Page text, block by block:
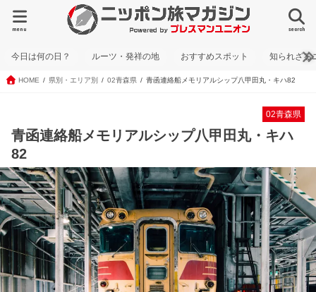
search
menu
今日は何の日？ ルーツ・発祥の地 おすすめスポット 知られざる
HOME 県別・エリア別 02青森県 青函連絡船メモリアルシップ八甲田丸・キハ82
02青森県
青函連絡船メモリアルシップ八甲田丸・キハ
82